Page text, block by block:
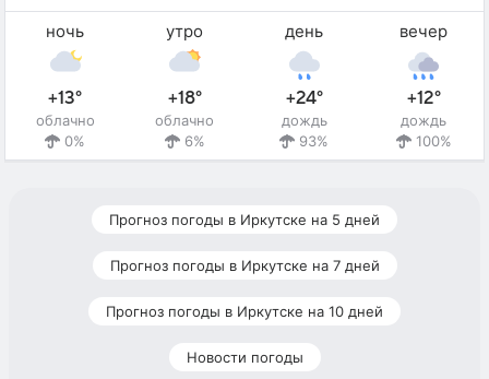
ночь
+13°
облачно
0%
утро
+18°
облачно
6%
день
+24°
дождь
93%
вечер
+12°
дождь
100%
Прогноз погоды в Иркутске на 5 дней
Прогноз погоды в Иркутске на 7 дней
Прогноз погоды в Иркутске на 10 дней
Новости погоды